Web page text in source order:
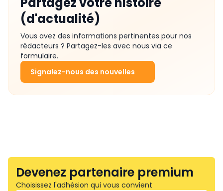
(d'actualité)
Vous avez des informations pertinentes pour nos
rédacteurs ? Partagez-les avec nous via ce
formulaire.
Signalez-nous des nouvelles
Devenez partenaire premium
Choisissez l'adhésion qui vous convient